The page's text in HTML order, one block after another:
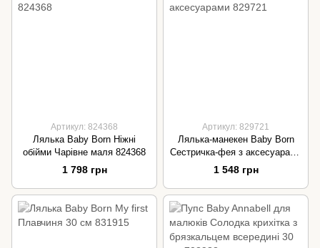
Артикул: 824368
Лялька Baby Born Ніжні
обійми Чарівне маля 824368
1 798 грн
Артикул: 829721
Лялька-манекен Baby Born
Сестричка-фея з аксесуарами
829721
1 548 грн